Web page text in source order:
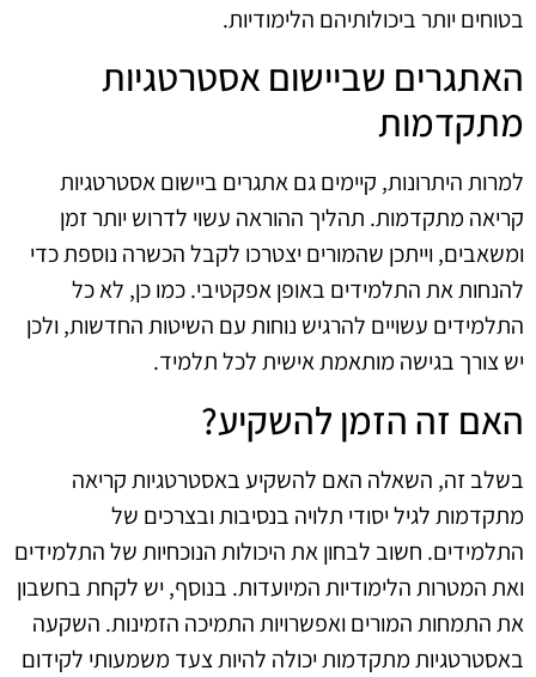
בטוחים יותר ביכולותיהם הלימודיות.
האתגרים שביישום אסטרטגיות
מתקדמות
למרות היתרונות, קיימים גם אתגרים ביישום אסטרטגיות
קריאה מתקדמות. תהליך ההוראה עשוי לדרוש יותר זמן
ומשאבים, וייתכן שהמורים יצטרכו לקבל הכשרה נוספת כדי
להנחות את התלמידים באופן אפקטיבי. כמו כן, לא כל
התלמידים עשויים להרגיש נוחות עם השיטות החדשות, ולכן
יש צורך בגישה מותאמת אישית לכל תלמיד.
האם זה הזמן להשקיע?
בשלב זה, השאלה האם להשקיע באסטרטגיות קריאה
מתקדמות לגיל יסודי תלויה בנסיבות ובצרכים של
התלמידים. חשוב לבחון את היכולות הנוכחיות של התלמידים
ואת המטרות הלימודיות המיועדות. בנוסף, יש לקחת בחשבון
את התמחות המורים ואפשרויות התמיכה הזמינות. השקעה
באסטרטגיות מתקדמות יכולה להיות צעד משמעותי לקידום